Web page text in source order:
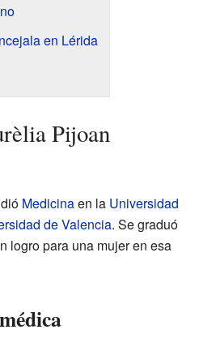
en Lérida
Pijoan
Medicinaen la Universidad
de Valencia. Se graduó
logro para una mujer en esa